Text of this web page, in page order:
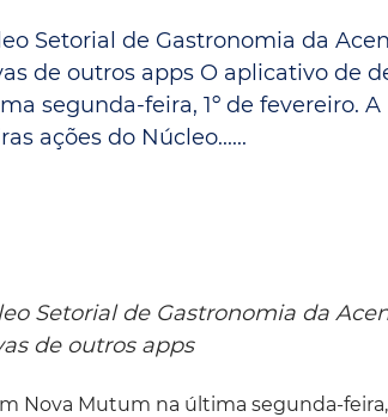
ao Crédito
CRM
Setorial de Gastronomia da
de outros apps O aplicativo de
segunda-feira, 1º de fevereiro. A
ações do Núcleo......
Setorial de Gastronomia da
de outros apps
Nova Mutum na última segunda-feira,